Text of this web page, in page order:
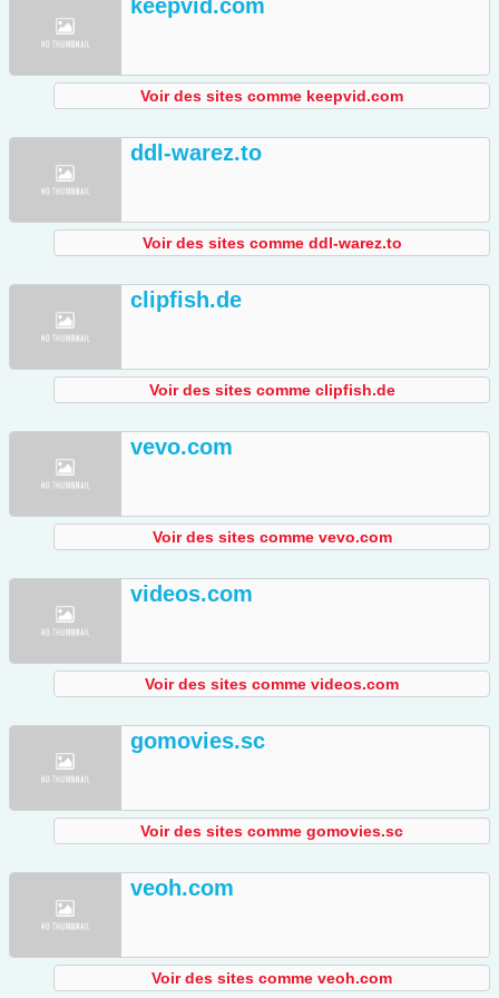
keepvid.com
Voir des sites comme keepvid.com
ddl-warez.to
Voir des sites comme ddl-warez.to
clipfish.de
Voir des sites comme clipfish.de
vevo.com
Voir des sites comme vevo.com
videos.com
Voir des sites comme videos.com
gomovies.sc
Voir des sites comme gomovies.sc
veoh.com
Voir des sites comme veoh.com